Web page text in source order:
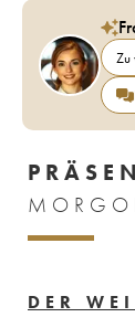
Zu
DER